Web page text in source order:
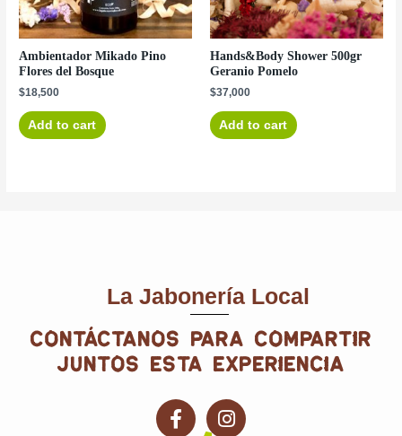
Ambientador Mikado Pino
Flores del Bosque
$18,500
Add to cart
Hands&Body Shower 500gr
Geranio Pomelo
$37,000
Add to cart
La Jabonería Local
contáctanos para compartir
juntos esta experiencia
F
a
I
n